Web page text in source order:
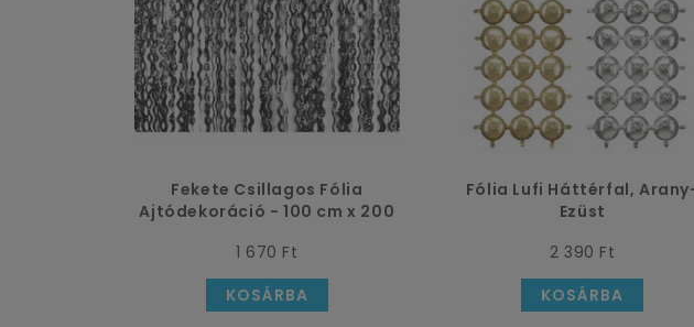
Fontos szállítási információk a karácsonyi
Az Ünnepek Áruháza partykellék webshop kiszállítási rendje
a szállítási információk gombra, hogy megtudd, hogyan is
Fekete Csillagos Fólia
Ajtódekoráció - 100 cm x 200
1 670 Ft
KOSÁRBA
Fólia Lufi Háttérfal,
Ezüst
2 390 Ft
KOSÁRBA